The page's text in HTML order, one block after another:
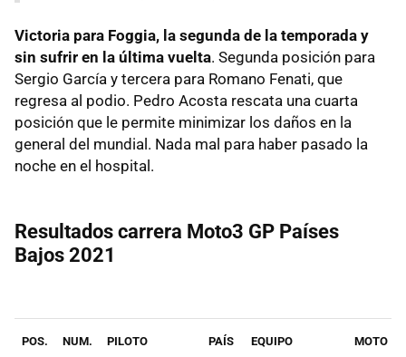
Victoria para Foggia, la segunda de la temporada y
sin sufrir en la última vuelta. Segunda posición para
Sergio García y tercera para Romano Fenati, que
regresa al podio. Pedro Acosta rescata una cuarta
posición que le permite minimizar los daños en la
general del mundial. Nada mal para haber pasado la
noche en el hospital.
Resultados carrera Moto3 GP Países
Bajos 2021
POS. NUM. PILOTO PAÍS EQUIPO MOTO